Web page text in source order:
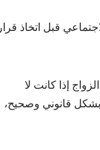
قبل اتخاذ قرار
إذا كانت لا
قانوني وصحيح،